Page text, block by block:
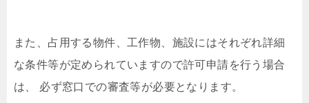
また、占用する物件、工作物、施設にはそれぞれ詳細
な条件等が定められていますので許可申請を行う場合
は、 必ず窓口での審査等が必要となります。